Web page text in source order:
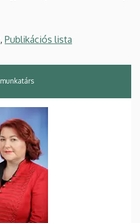
, Publikációs lista
munkatárs